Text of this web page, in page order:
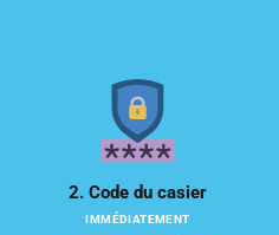
2. Code du casier
IMMÉDIATEMENT